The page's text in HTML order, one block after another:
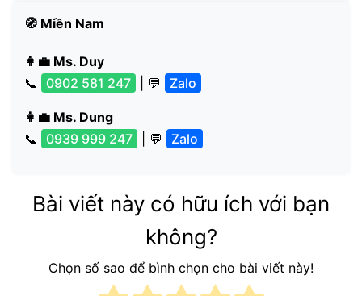
🧭 Miền Nam
👩‍💼 Ms. Duy
📞
0902 581 247 | 💬 Zalo
👩‍💼 Ms. Dung
📞
0939 999 247 | 💬 Zalo
Bài viết này có hữu ích với bạn
không?
Chọn số sao để bình chọn cho bài viết này!